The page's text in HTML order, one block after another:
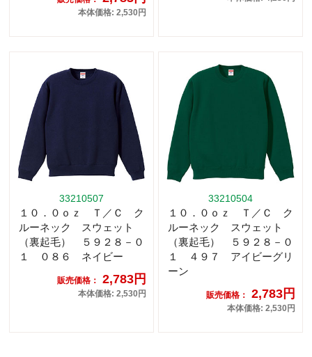
本体価格: 2,530円
33210507
１０．０ｏｚ Ｔ／Ｃ ク
ルーネック スウェット
（裏起毛） ５９２８－０
１ ０８６ ネイビー
販売価格： 2,783円
本体価格: 2,530円
33210504
１０．０ｏｚ Ｔ／Ｃ ク
ルーネック スウェット
（裏起毛） ５９２８－０
１ ４９７ アイビーグリ
ーン
販売価格： 2,783円
本体価格: 2,530円